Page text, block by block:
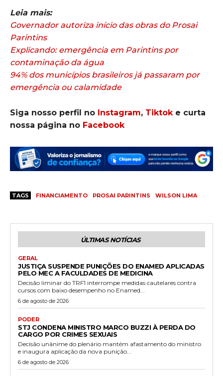
Leia mais:
Governador autoriza início das obras do Prosai
Parintins
Explicando: emergência em Parintins por
contaminação da água
94% dos municípios brasileiros já passaram por
emergência ou calamidade
Siga nosso perfil no Instagram, Tiktoke curta
nossa página no Facebook
TAGS FINANCIAMENTO PROSAI PARINTINS WILSON LIMA
ÚLTIMAS NOTÍCIAS
GERAL
JUSTIÇA SUSPENDE PUNIÇÕES DO ENAMED APLICADAS
PELO MEC A FACULDADES DE MEDICINA
Decisão liminar do TRF1 interrompe medidas cautelares contra
cursos com baixo desempenho no Enamed...
6 de agosto de 2026
PODER
STJ CONDENA MINISTRO MARCO BUZZI À PERDA DO
CARGO POR CRIMES SEXUAIS
Decisão unânime do plenário mantém afastamento do ministro
e inaugura aplicação da nova punição...
6 de agosto de 2026